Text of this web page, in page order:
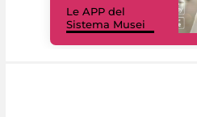
Le APP del
Sistema Musei